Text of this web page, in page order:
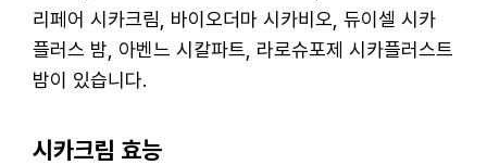
리페어 시카크림, 바이오더마 시카비오, 듀이셀 시카
플러스 밤, 아벤느 시칼파트, 라로슈포제 시카플러스트
밤이 있습니다.
시카크림 효능